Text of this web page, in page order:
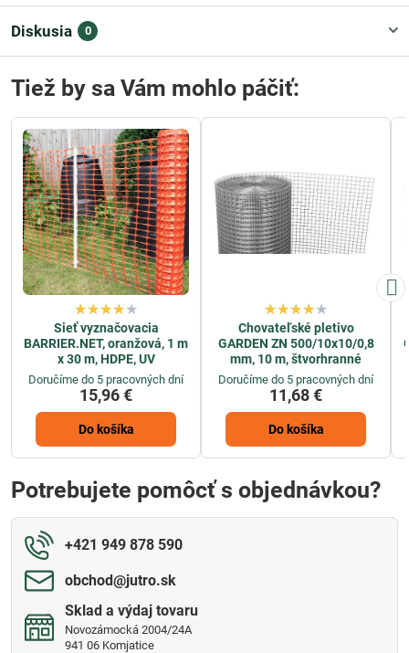
Diskusia 0
Tiež by sa Vám mohlo páčiť:
Sieť vyznačovacia
BARRIER.NET, oranžová, 1 m
x 30 m, HDPE, UV
Doručíme do 5 pracovných dní
15,96 €
Do košíka
Chovateľské pletivo
GARDEN ZN 500/10x10/0,8
mm, 10 m, štvorhranné
Doručíme do 5 pracovných dní
11,68 €
Do košíka
Potrebujete pomôcť s objednávkou?
+421 949 878 590
obchod​@jutro​.sk
Sklad a výdaj tovaru
Novozámocká 2004/24A
941 06 Komjatice